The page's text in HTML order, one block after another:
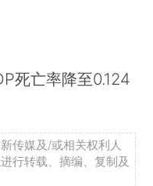
死亡率降至0.124
传媒及/或相关权利人
行转载、摘编、复制及